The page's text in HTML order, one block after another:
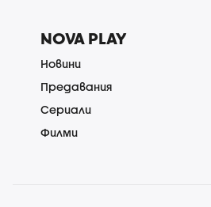
NOVA PLAY
Новини
Предавания
Сериали
Филми